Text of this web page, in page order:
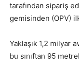
tarafından sipariş
gemisinden (OPV)
Yaklaşık 1,2 milyar
bu sınıftan 95